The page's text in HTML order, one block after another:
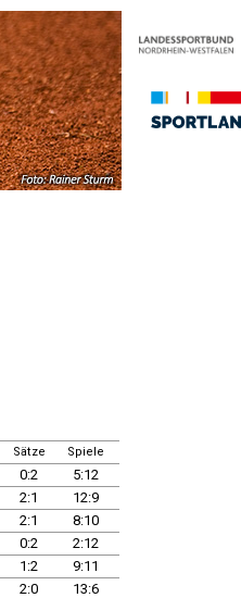
Sätze Spiele
0:2
5:12
2:1
12:9
2:1
8:10
0:2
2:12
1:2
9:11
2:0
13:6